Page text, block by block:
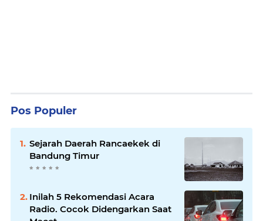
Pos Populer
Sejarah Daerah Rancaekek di
Bandung Timur
Inilah 5 Rekomendasi Acara
Radio. Cocok Didengarkan Saat